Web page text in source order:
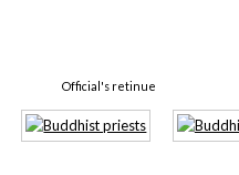
Official's retinue